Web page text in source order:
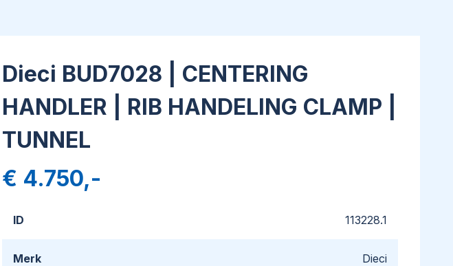
Dieci BUD7028 | CENTERING
HANDLER | RIB HANDELING CLAMP |
TUNNEL
€ 4.750,-
ID 113228.1
Merk Dieci